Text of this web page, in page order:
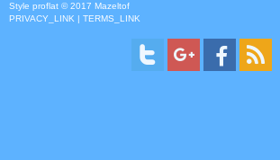
Style proflat © 2017 Mazeltof
PRIVACY_LINK | TERMS_LINK